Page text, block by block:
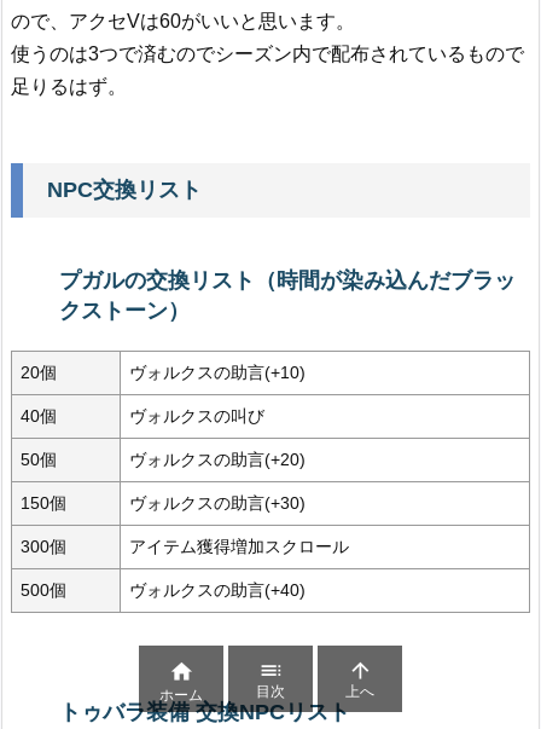
ので、アクセVは60がいいと思います。
使うのは3つで済むのでシーズン内で配布されているもので
足りるはず。
NPC交換リスト
プガルの交換リスト（時間が染み込んだブラッ
クストーン）
20個 ヴォルクスの助言(+10)
40個 ヴォルクスの叫び
50個 ヴォルクスの助言(+20)
150個 ヴォルクスの助言(+30)
300個 アイテム獲得増加スクロール
500個 ヴォルクスの助言(+40)
トゥバラ装備 交換NPCリスト

ホーム

目次

上へ